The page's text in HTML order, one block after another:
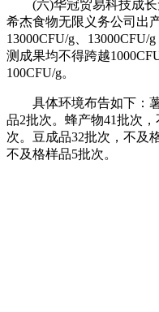
(六)华冠贸易科技成长
希杰食物无限义务公司出
13000CFU/g、
测成果均不得跨越
100CFU/g。
具体环境布告如下：薯
品2批次。蜂产物41批次
次。豆成品32批次，不及
不及格样品5批次。